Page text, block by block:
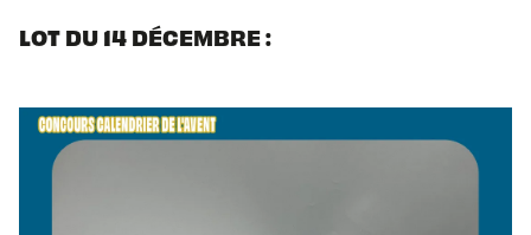
LOT DU 14 DÉCEMBRE :